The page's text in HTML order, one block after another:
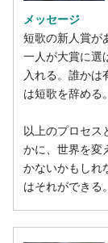
メッセージ
短歌の新人賞が
一人が大賞に選
入れる。誰か
は短歌を辞める
以上のプロセス
かに、世界を変
かないかもしれ
はそれができる。